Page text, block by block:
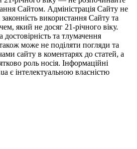
Сайтом. Адміністрація Сайту не
законність використання Сайту та
який не досяг 21-річного віку.
достовірність та тлумачення
може не поділяти погляди та
сайту в коментарях до статей, а
роль носія. Інформаційні
є інтелектуальною власністю